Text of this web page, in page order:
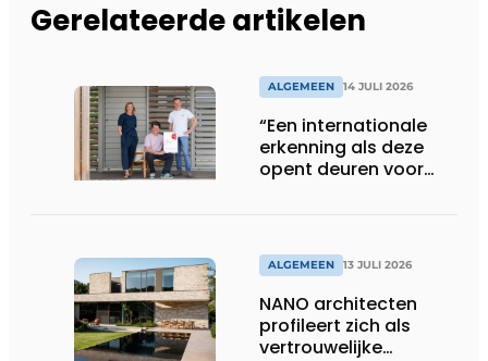
Gerelateerde artikelen
ALGEMEEN 14 JULI 2026
“Een internationale
erkenning als deze
opent deuren voor
ALGEMEEN 13 JULI 2026
NANO architecten
profileert zich als
vertrouwelijke